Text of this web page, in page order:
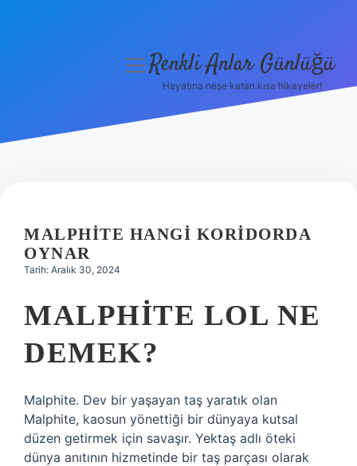
Hakkımızda
menüyüRenkli Anlar Günlüğü
Hayatına neşe katan kısa hikayeler!
MALPHITE HANGI KORIDORDA
OYNAR
Tarih: Aralık 30, 2024
MALPHITE LOL NE
DEMEK?
Malphite. Dev bir yaşayan taş yaratık olan
Malphite, kaosun yönettiği bir dünyaya kutsal
düzen getirmek için savaşır. Yektaş adlı öteki
dünya anıtının hizmetinde bir taş parçası olarak